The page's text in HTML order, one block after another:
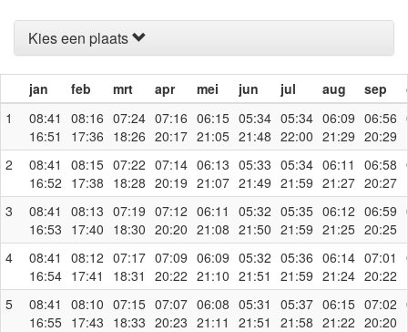
Kies een plaats
jan feb mrt apr mei jun jul aug sep
1
08:41
16:51
08:16
17:36
07:24
18:26
07:16
20:17
06:15
21:05
05:34
21:48
05:34
22:00
06:09
21:29
06:56
20:29
2
08:41
16:52
08:15
17:38
07:22
18:28
07:14
20:19
06:13
21:07
05:33
21:49
05:34
21:59
06:11
21:27
06:58
20:27
3
08:41
16:53
08:13
17:40
07:19
18:30
07:12
20:20
06:11
21:08
05:32
21:50
05:35
21:59
06:12
21:25
06:59
20:25
4
08:41
16:54
08:12
17:41
07:17
18:31
07:09
20:22
06:09
21:10
05:32
21:51
05:36
21:59
06:14
21:24
07:01
20:22
5
08:41
16:55
08:10
17:43
07:15
18:33
07:07
20:23
06:08
21:11
05:31
21:51
05:37
21:58
06:15
21:22
07:02
20:20